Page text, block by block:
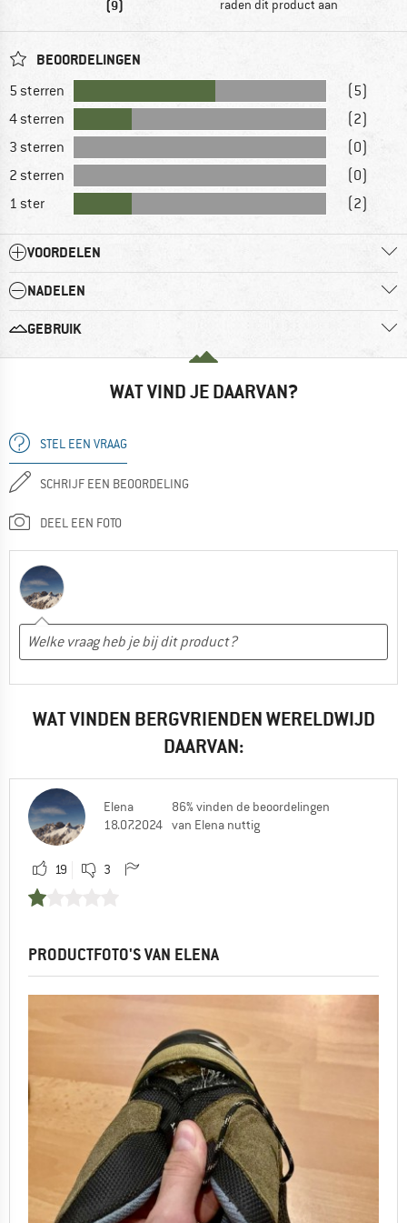
(9) raden dit product aan
BEOORDELINGEN
5 sterren
(5)
4 sterren
(2)
3 sterren
(0)
2 sterren
(0)
1 ster
(2)
VOORDELEN
NADELEN
GEBRUIK
WAT VIND JE DAARVAN?
STEL EEN VRAAG
SCHRIJF EEN BEOORDELING
DEEL EEN FOTO
WAT VINDEN BERGVRIENDEN WERELDWIJD
DAARVAN:
Elena
18.07.2024
86% vinden de beoordelingen
van Elena nuttig
19 3
PRODUCTFOTO'S VAN ELENA